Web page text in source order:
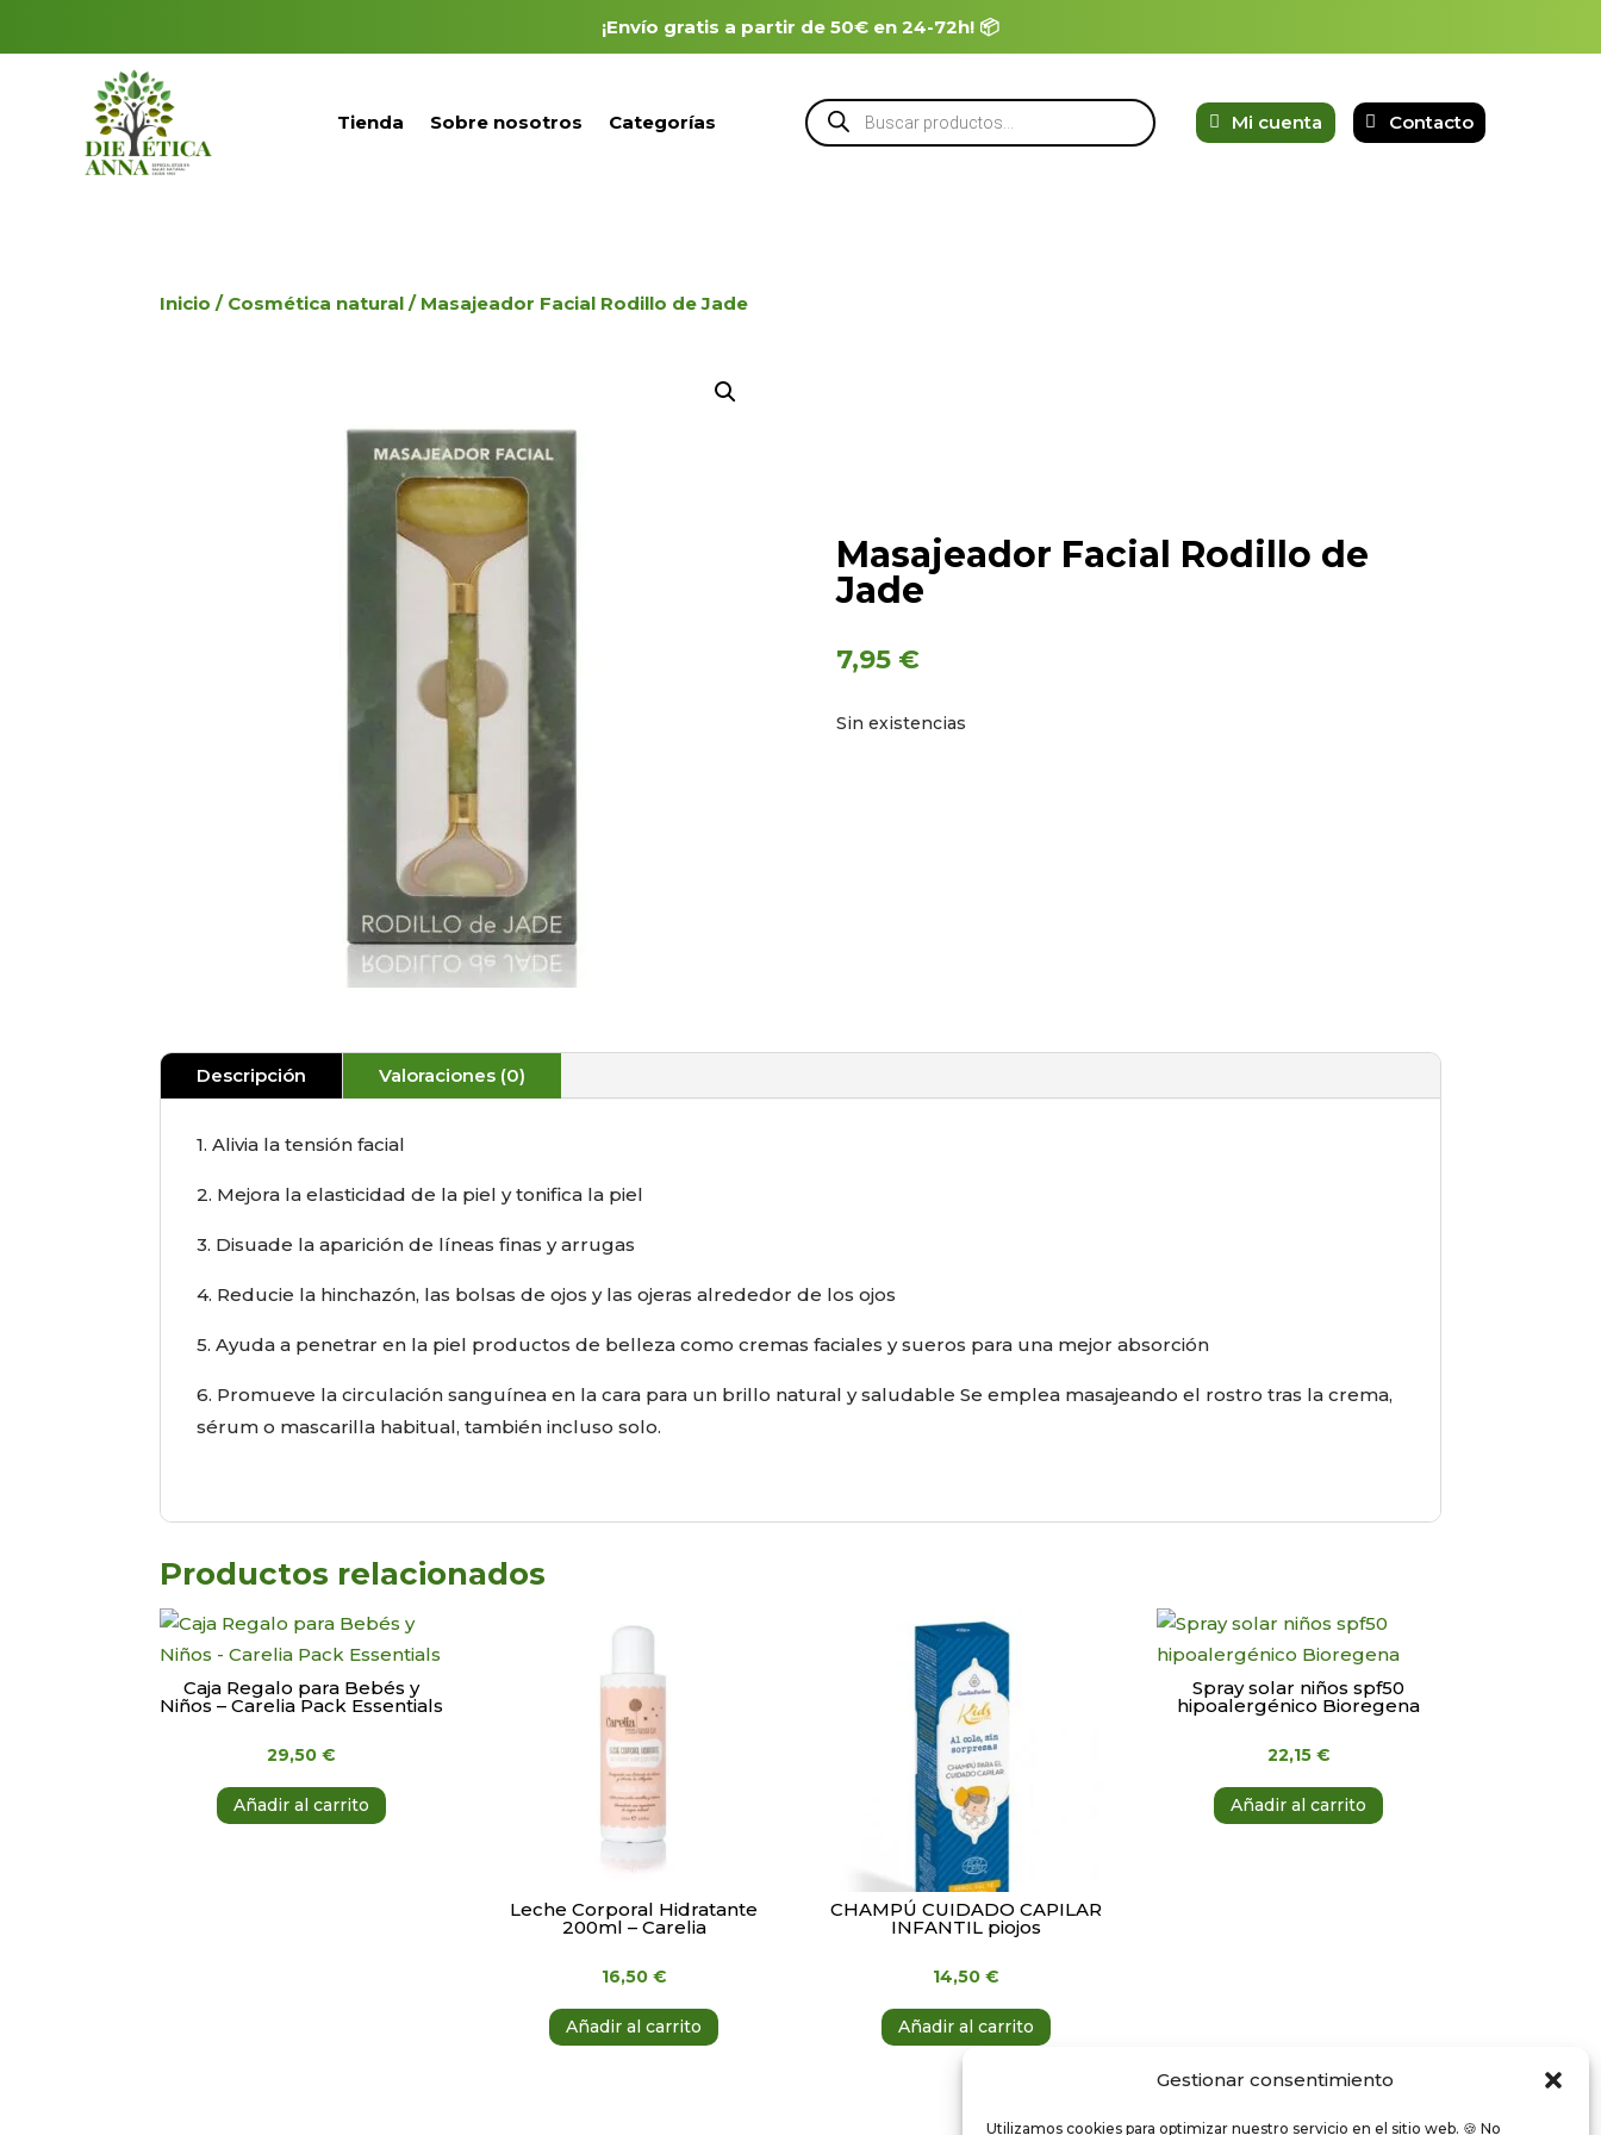
Gestionar consentimiento
Utilizamos cookies para optimizar nuestro servicio en el sitio web. 🍪 No
¡Envío gratis a partir de 50€ en 24-72h! 📦
Tienda Sobre nosotros Categorías
Búsqueda
de
productos
Mi cuenta Contacto
Inicio / Cosmética natural / Masajeador Facial Rodillo de Jade
Masajeador Facial Rodillo de
Jade
7,95 €
Sin existencias
Descripción Valoraciones (0)
1. Alivia la tensión facial
2. Mejora la elasticidad de la piel y tonifica la piel
3. Disuade la aparición de líneas finas y arrugas
4. Reducie la hinchazón, las bolsas de ojos y las ojeras alrededor de los ojos
5. Ayuda a penetrar en la piel productos de belleza como cremas faciales y sueros para una mejor absorción
6. Promueve la circulación sanguínea en la cara para un brillo natural y saludable Se emplea masajeando el rostro tras la crema,
sérum o mascarilla habitual, también incluso solo.
Productos relacionados
Caja Regalo para Bebés y
Niños – Carelia Pack Essentials
29,50€
Añadir al carrito
Leche Corporal Hidratante
200ml – Carelia
16,50 €
Añadir al carrito
CHAMPÚ CUIDADO CAPILAR
INFANTIL piojos
14,50€
Añadir al carrito
Spray solar niños spf50
hipoalergénico Bioregena
22,15 €
Añadir al carrito